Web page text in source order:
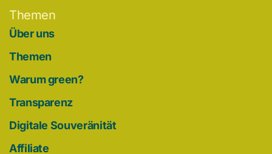
Themen
Über uns
Themen
Warum green?
Transparenz
Digitale Souveränität
Affiliate